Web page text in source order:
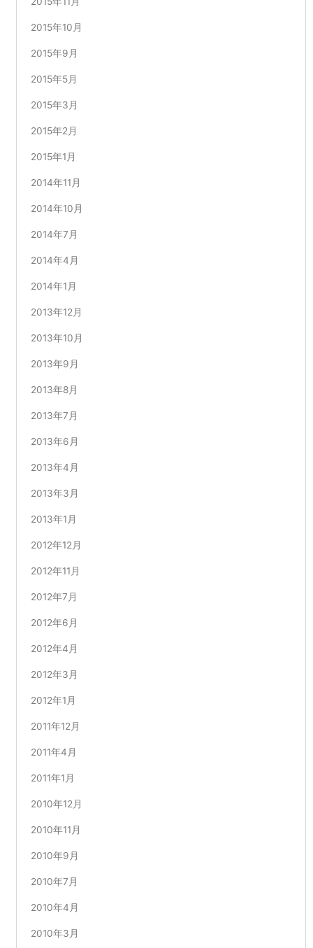
2015年10月
2015年9月
2015年5月
2015年3月
2015年2月
2015年1月
2014年11月
2014年10月
2014年7月
2014年4月
2014年1月
2013年12月
2013年10月
2013年9月
2013年8月
2013年7月
2013年6月
2013年4月
2013年3月
2013年1月
2012年12月
2012年11月
2012年7月
2012年6月
2012年4月
2012年3月
2012年1月
2011年12月
2011年4月
2011年1月
2010年12月
2010年11月
2010年9月
2010年7月
2010年4月
2010年3月